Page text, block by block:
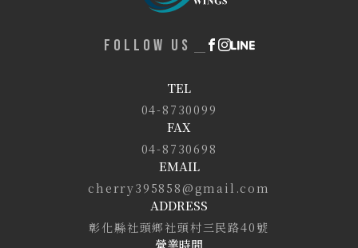
TEL
04-8730099
FAX
04-8730698
EMAIL
cherry395858@gmail.com
ADDRESS
彰化縣社頭鄉社頭村三民路40號
營業時間
FOLLOW US